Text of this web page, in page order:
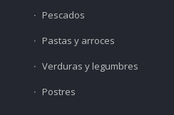
Pescados
Pastas y arroces
Verduras y legumbres
Postres